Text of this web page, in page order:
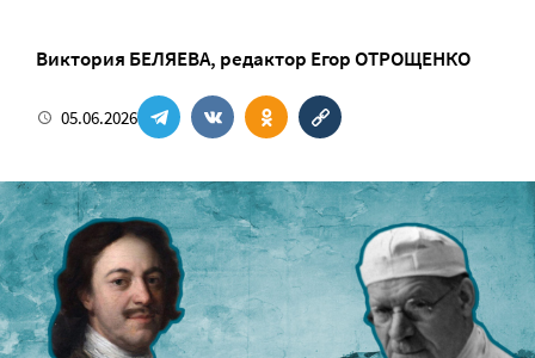
Виктория БЕЛЯЕВА, редактор Егор ОТРОЩЕНКО
05.06.2026